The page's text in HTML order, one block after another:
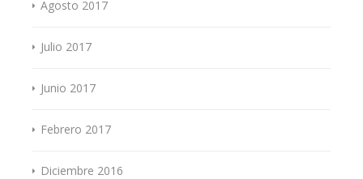
Agosto 2017
Julio 2017
Junio 2017
Febrero 2017
Diciembre 2016